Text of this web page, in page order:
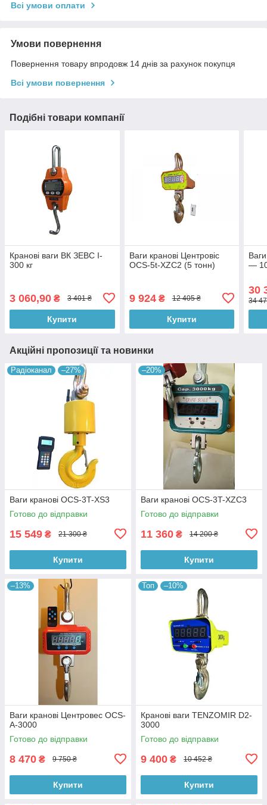
Всі умови оплати
Умови повернення
Повернення товару впродовж 14 днів за рахунок покупця
Всі умови повернення
Подібні товари компанії
Кранові ваги ВК ЗЕВС I-
300 кг
3 060,90 ₴ 3 401 ₴
Купити
Ваги кранові Центровіс
OCS-5t-XZC2 (5 тонн)
9 924₴ 12 405 ₴
Купити
—
30
34
Акційні пропозиції та новинки
Радіоканал –27%
Ваги кранові OCS-3T-XS3
Готово до відправки
15 549 ₴ 21 300 ₴
Купити
–20%
Ваги кранові OCS-3T-XZC3
Готово до відправки
11 360 ₴ 14 200 ₴
Купити
–13%
Ваги кранові Центровес OCS-
A-3000
Готово до відправки
8 470 ₴ 9 750 ₴
Купити
Топ –10%
Кранові ваги TENZOMIR D2-
3000
Готово до відправки
9 400 ₴ 10 452 ₴
Купити